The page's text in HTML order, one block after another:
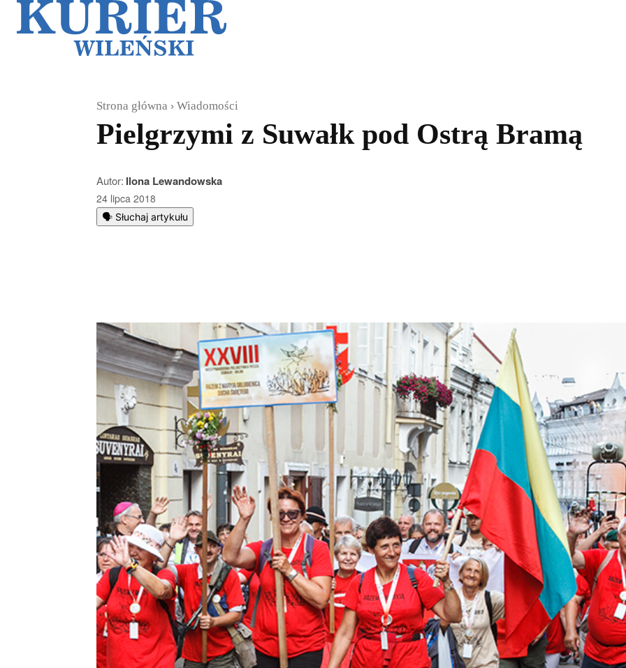
Strona główna Wiadomości
Pielgrzymi z Suwałk pod Ostrą Bramą
Autor: Ilona Lewandowska
24 lipca 2018
🗣️ Słuchaj artykułu